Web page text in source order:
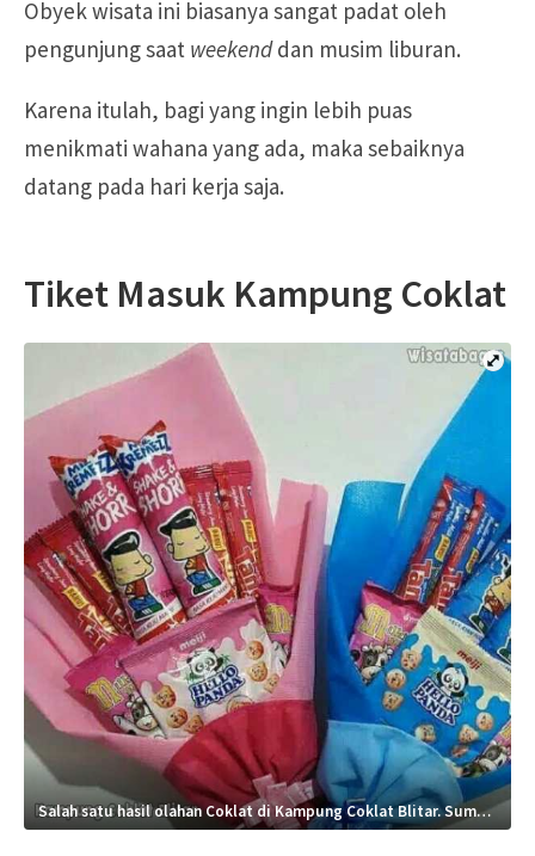
Obyek wisata ini biasanya sangat padat oleh
pengunjung saat weekenddan musim liburan.
Karena itulah, bagi yang ingin lebih puas
menikmati wahana yang ada, maka sebaiknya
datang pada hari kerja saja.
Tiket Masuk Kampung Coklat
Salah satu hasil olahan Coklat di Kampung Coklat Blitar. Sumber: instagram.com/idderenayst